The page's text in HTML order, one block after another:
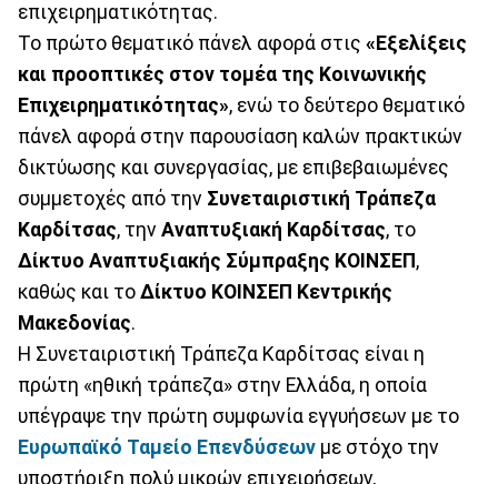
επιχειρηματικότητας.
Το πρώτο θεματικό πάνελ αφορά στις «Εξελίξεις
και προοπτικές στον τομέα της Κοινωνικής
Επιχειρηματικότητας», ενώ το δεύτερο θεματικό
πάνελ αφορά στην παρουσίαση καλών πρακτικών
δικτύωσης και συνεργασίας, με επιβεβαιωμένες
συμμετοχές από την Συνεταιριστική Τράπεζα
Καρδίτσας, την Αναπτυξιακή Καρδίτσας, το
Δίκτυο Αναπτυξιακής Σύμπραξης ΚΟΙΝΣΕΠ ,
καθώς και το Δίκτυο ΚΟΙΝΣΕΠ Κεντρικής
Μακεδονίας.
Η Συνεταιριστική Τράπεζα Καρδίτσας είναι η
πρώτη «ηθική τράπεζα» στην Ελλάδα, η οποία
υπέγραψε την πρώτη συμφωνία εγγυήσεων με το
Ευρωπαϊκό Ταμείο Επενδύσεων με στόχο την
υποστήριξη πολύ μικρών επιχειρήσεων,